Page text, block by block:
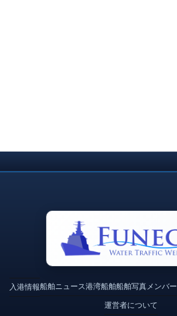
入港情報船舶ニュース港湾船舶船舶写真メンバー
運営者について